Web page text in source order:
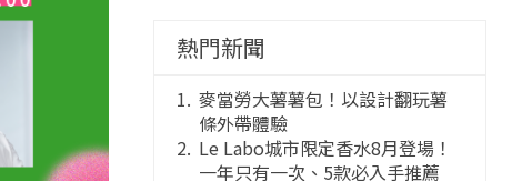
熱門新聞
麥當勞大薯薯包！以設計翻玩薯
條外帶體驗
Le Labo城市限定香水8月登場！
一年只有一次、5款必入手推薦